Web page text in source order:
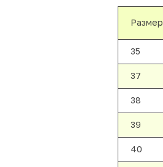
Размер
35
37
38
39
40